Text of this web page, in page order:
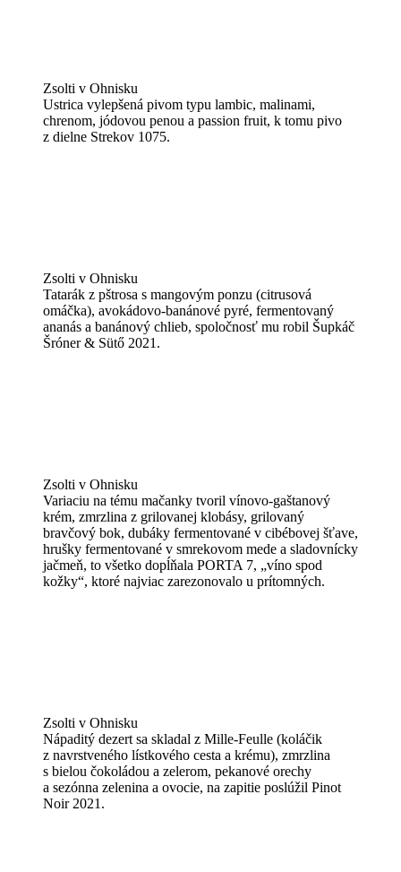
Zsolti v Ohnisku
Ustrica vylepšená pivom typu lambic, malinami,
chrenom, jódovou penou a passion fruit, k tomu pivo
z dielne Strekov 1075.
Zsolti v Ohnisku
Tatarák z pštrosa s mangovým ponzu (citrusová
omáčka), avokádovo-banánové pyré, fermentovaný
ananás a banánový chlieb, spoločnosť mu robil Šupkáč
Šróner & Sütő 2021.
Zsolti v Ohnisku
Variaciu na tému mačanky tvoril vínovo-gaštanový
krém, zmrzlina z grilovanej klobásy, grilovaný
bravčový bok, dubáky fermentované v cibébovej šťave,
hrušky fermentované v smrekovom mede a sladovnícky
jačmeň, to všetko dopĺňala PORTA 7, „víno spod
kožky“, ktoré najviac zarezonovalo u prítomných.
Zsolti v Ohnisku
Nápaditý dezert sa skladal z Mille-Feulle (koláčik
z navrstveného lístkového cesta a krému), zmrzlina
s bielou čokoládou a zelerom, pekanové orechy
a sezónna zelenina a ovocie, na zapitie poslúžil Pinot
Noir 2021.